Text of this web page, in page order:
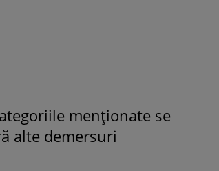
menționate se
alte demersuri